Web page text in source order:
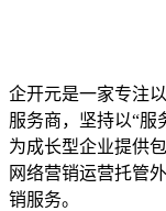
企开元是一家专注
服务商，坚持以“服
为成长型企业提供
网络营销运营托管
销服务。